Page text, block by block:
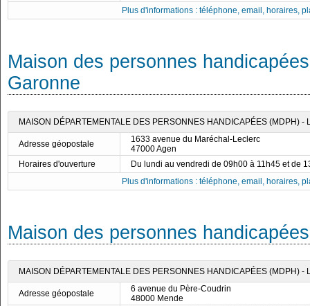
Plus d'informations : téléphone, email, horaires,
Maison des personnes
Garonne
MAISON DÉPARTEMENTALE DES PERSONNES HANDICAPÉES (MDPH) -
Adresse géopostale
1633 avenue du Maréchal-Leclerc
47000 Agen
Horaires d'ouverture
Du lundi au vendredi de 09h00 à 11h45 et de
Plus d'informations : téléphone, email, horaires,
Maison des personnes
MAISON DÉPARTEMENTALE DES PERSONNES HANDICAPÉES (MDPH) -
Adresse géopostale
6 avenue du Père-Coudrin
48000 Mende